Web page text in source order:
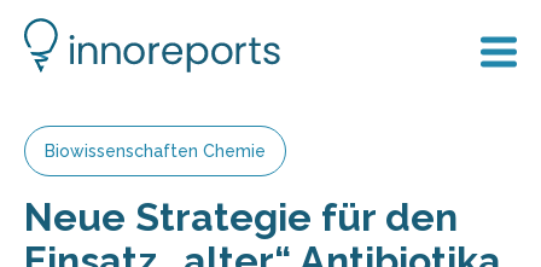
Biowissenschaften Chemie
Neue Strategie für den